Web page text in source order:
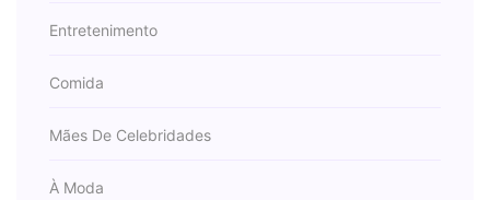
Entretenimento
Comida
Mães De Celebridades
À Moda